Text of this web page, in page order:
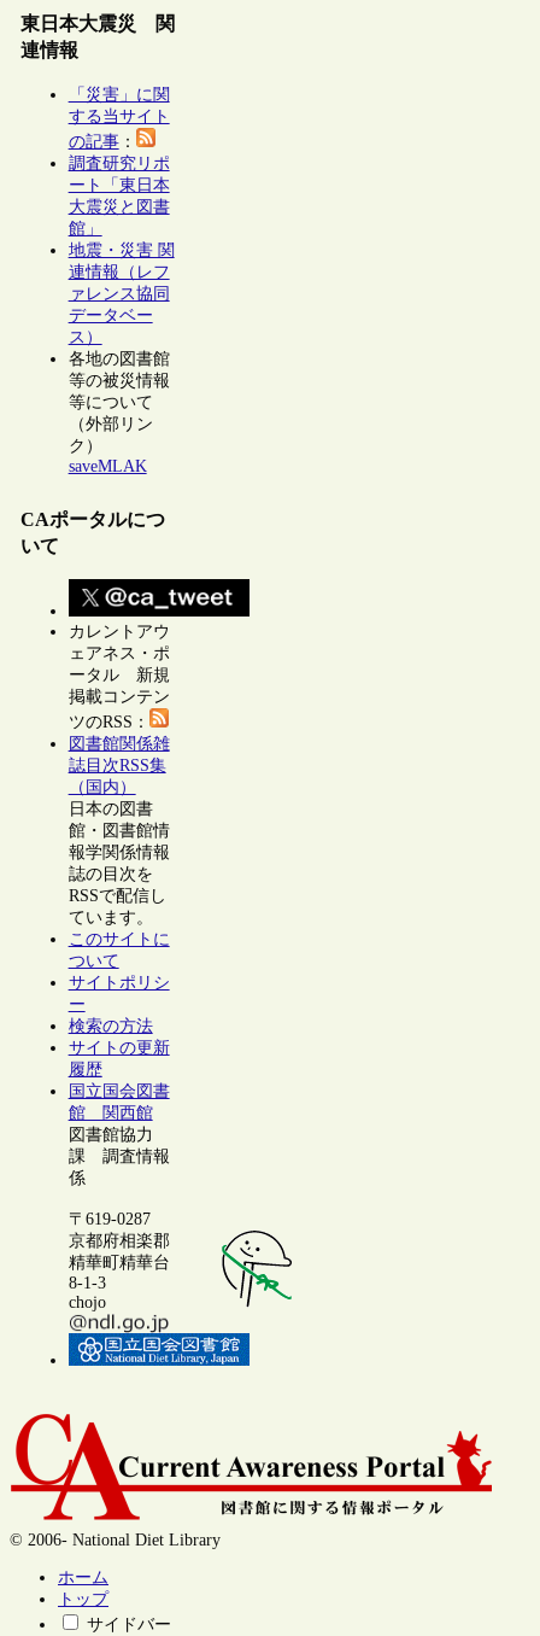
東日本大震災 関
連情報
「災害」に関
する当サイト
の記事：
調査研究リポ
ート「東日本
大震災と図書
館」
地震・災害 関
連情報（レフ
ァレンス協同
データベー
ス）
各地の図書館
等の被災情報
等について
（外部リン
ク）
saveMLAK
CAポータルにつ
いて
カレントアウ
ェアネス・ポ
ータル 新規
掲載コンテン
ツのRSS：
図書館関係雑
誌目次RSS集
（国内）
日本の図書
館・図書館情
報学関係情報
誌の目次を
RSSで配信し
ています。
このサイトに
ついて
サイトポリシ
ー
検索の方法
サイトの更新
履歴
国立国会図書
館 関西館
図書館協力
課 調査情報
係
〒619-0287
京都府相楽郡
精華町精華台
8-1-3
chojo
© 2006- National Diet Library
ホーム
トップ
サイドバー